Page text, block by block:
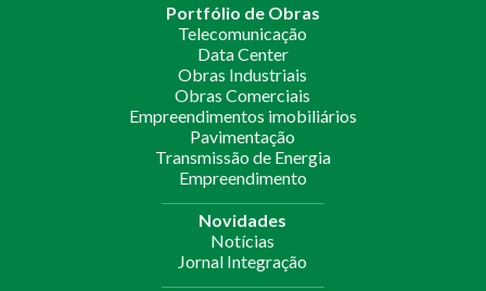
Portfólio de Obras
Telecomunicação
Data Center
Obras Industriais
Obras Comerciais
Empreendimentos imobiliários
Pavimentação
Transmissão de Energia
Empreendimento
Novidades
Notícias
Jornal Integração